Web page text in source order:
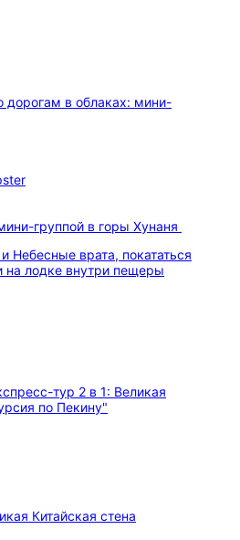
группой в горы Хунаня
Небесные врата, покататься
на лодке внутри пещеры
Китайская стена